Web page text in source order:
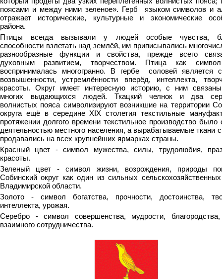
поясами и между ними зеленое». Герб языком символов и
отражает исторические, культурные и экономические
района.
Птицы всегда вызывали у людей особые чувства,
способности взлетать над землёй, им приписывались
разнообразные функции и свойства, прежде всего
духовным развитием, творчеством. Птица как
воспринималась многогранно. В гербе соловей является
возвышенности, устремлённости вперёд, интеллекта,
красоты. Округ имеет интересную историю, с ним
многих выдающихся людей. Ткацкий челнок и два
волнистых пояса символизируют возникшие на территории
округа ещё в середине XIX столетия текстильные
протяжении долгого времени текстильное производство было
деятельностью местного населения, а вырабатываемые ткани
продавались на всех крупнейших ярмарках страны.
Красный цвет - символ мужества, силы, трудолюбия,
красоты.
Зеленый цвет - символ жизни, возрождения, природы
Собинский округ как один из сильных
Владимирской области.
Золото - символ богатства, прочности, достоинства,
интеллекта, урожая.
Серебро - символ совершенства, мудрости,
взаимного сотрудничества.